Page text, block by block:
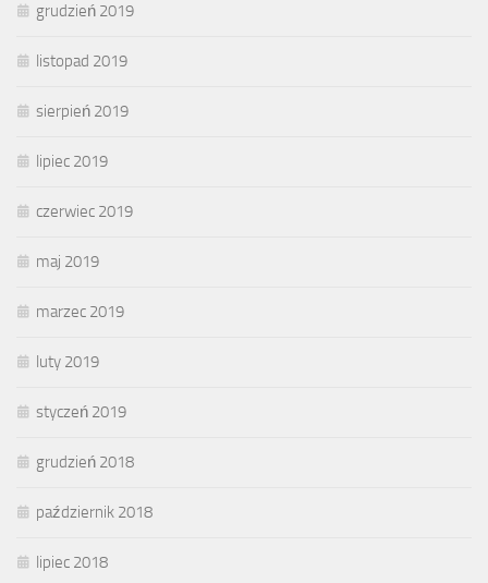
grudzień 2019
listopad 2019
sierpień 2019
lipiec 2019
czerwiec 2019
maj 2019
marzec 2019
luty 2019
styczeń 2019
grudzień 2018
październik 2018
lipiec 2018